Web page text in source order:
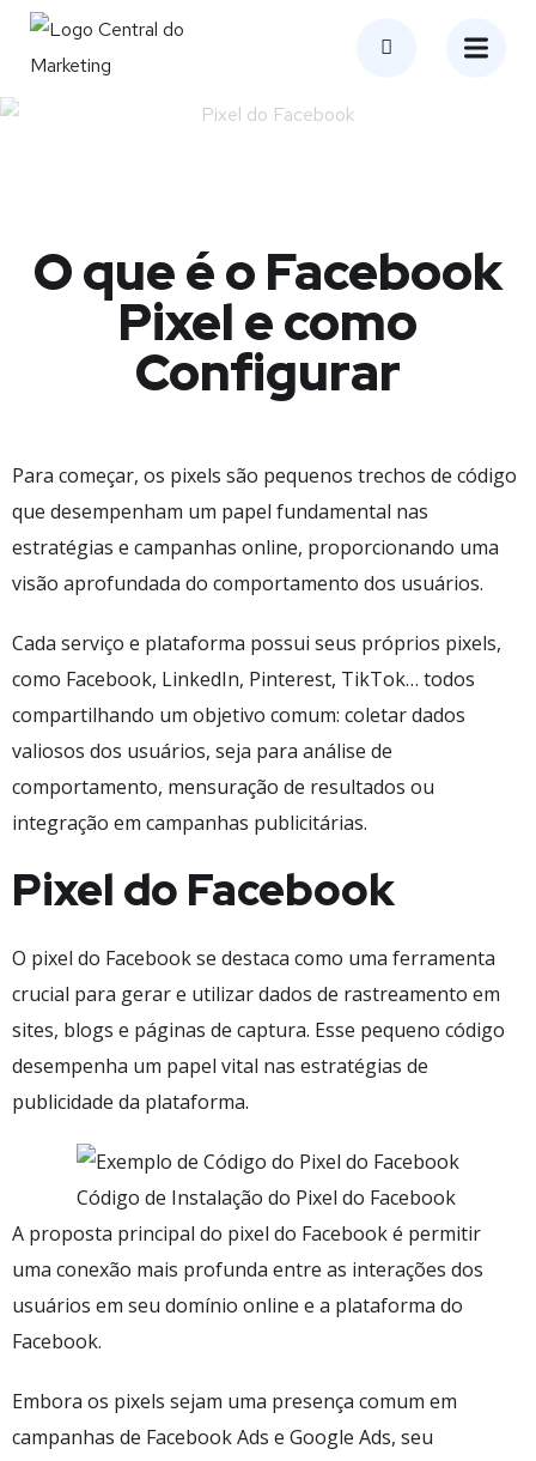
O que é o Facebook
Pixel e como
Configurar
Para começar, os pixels são pequenos trechos de código
que desempenham um papel fundamental nas
estratégias e campanhas online, proporcionando uma
visão aprofundada do comportamento dos usuários.
Cada serviço e plataforma possui seus próprios pixels,
como Facebook, LinkedIn, Pinterest, TikTok… todos
compartilhando um objetivo comum: coletar dados
valiosos dos usuários, seja para análise de
comportamento, mensuração de resultados ou
integração em campanhas publicitárias.
Pixel do Facebook
O pixel do Facebook se destaca como uma ferramenta
crucial para gerar e utilizar dados de rastreamento em
sites, blogs e páginas de captura. Esse pequeno código
desempenha um papel vital nas estratégias de
publicidade da plataforma.
Código de Instalação do Pixel do Facebook
A proposta principal do pixel do Facebook é permitir
uma conexão mais profunda entre as interações dos
usuários em seu domínio online e a plataforma do
Facebook.
Embora os pixels sejam uma presença comum em
campanhas de Facebook Ads e Google Ads, seu